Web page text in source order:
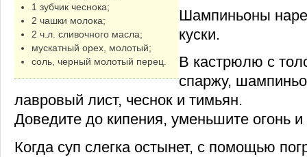
1 зубчик чеснока;
2 чашки молока;
2 ч.л. сливочного масла;
мускатный орех, молотый;
соль, черный молотый перец.
Шампиньоны
куски.
В кастрюлю с
спаржу,
лавровый лист, чеснок и тимьян.
Доведите до кипения, уменьшите огонь и
Когда суп слегка остынет, с помощью